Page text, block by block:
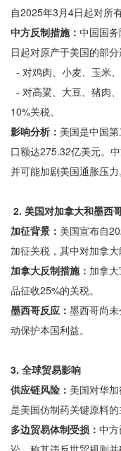
自2025年3月4日起对所
中方反制措施： 中国国
日起对原产于美国的部
- 对鸡肉、小麦、玉米
- 对高粱、大豆、猪肉
10%关税。
影响分析： 美国是中国
口额达275.32亿美元。
并可能加剧美国通胀压力
2. 美国对加拿大和墨西
加征背景： 美国宣布自
加征关税，其中对加拿
加拿大反制措施： 加拿
品征收25%的关税。
墨西哥反应： 墨西哥尚
动保护本国利益。
3. 全球贸易影响
供应链风险： 美国对华
是美国仿制药关键原料的
多边贸易体制受损： 中